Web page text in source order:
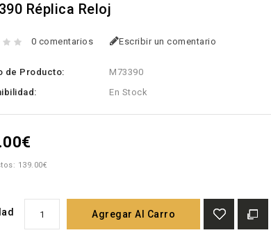
Réplica Reloj
0 comentarios Escribir un comentario
de Producto:
M73390
En Stock
139.00€
Agregar Al Carro